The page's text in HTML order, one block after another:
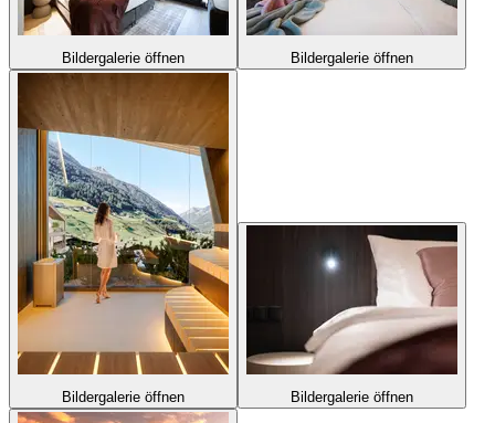
Bildergalerie öffnen Bildergalerie öffnen
Bildergalerie öffnen Bildergalerie öffnen